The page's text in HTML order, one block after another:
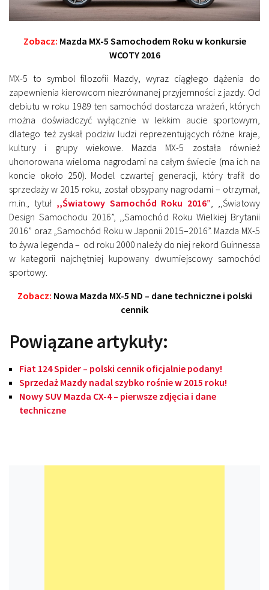
Zobacz: Mazda MX-5 Samochodem Roku w konkursie
WCOTY 2016
MX-5 to symbol filozofii Mazdy, wyraz ciągłego dążenia do
zapewnienia kierowcom niezrównanej przyjemności z jazdy. Od
debiutu w roku 1989 ten samochód dostarcza wrażeń, których
można doświadczyć wyłącznie w lekkim aucie sportowym,
dlatego też zyskał podziw ludzi reprezentujących różne kraje,
kultury i grupy wiekowe. Mazda MX-5 została również
uhonorowana wieloma nagrodami na całym świecie (ma ich na
koncie około 250). Model czwartej generacji, który trafił do
sprzedaży w 2015 roku, został obsypany nagrodami – otrzymał,
m.in., tytuł ,,Światowy Samochód Roku 2016” , ,,Światowy
Design Samochodu 2016”, ,,Samochód Roku Wielkiej Brytanii
2016” oraz „Samochód Roku w Japonii 2015–2016”. Mazda MX-5
to żywa legenda – od roku 2000 należy do niej rekord Guinnessa
w kategorii najchętniej kupowany dwumiejscowy samochód
sportowy.
Zobacz: Nowa Mazda MX-5 ND – dane techniczne i polski
cennik
Powiązane artykuły:
Fiat 124 Spider – polski cennik oficjalnie podany!
Sprzedaż Mazdy nadal szybko rośnie w 2015 roku!
Nowy SUV Mazda CX-4 – pierwsze zdjęcia i dane
techniczne